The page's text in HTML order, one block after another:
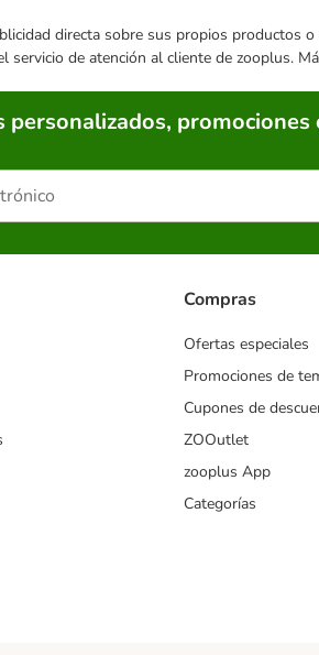
directa sobre sus propios
de atención al cliente de zooplus.
promociones
Compras
Ofertas especiales
Promociones de
Cupones de
ZOOutlet
zooplus App
Categorías